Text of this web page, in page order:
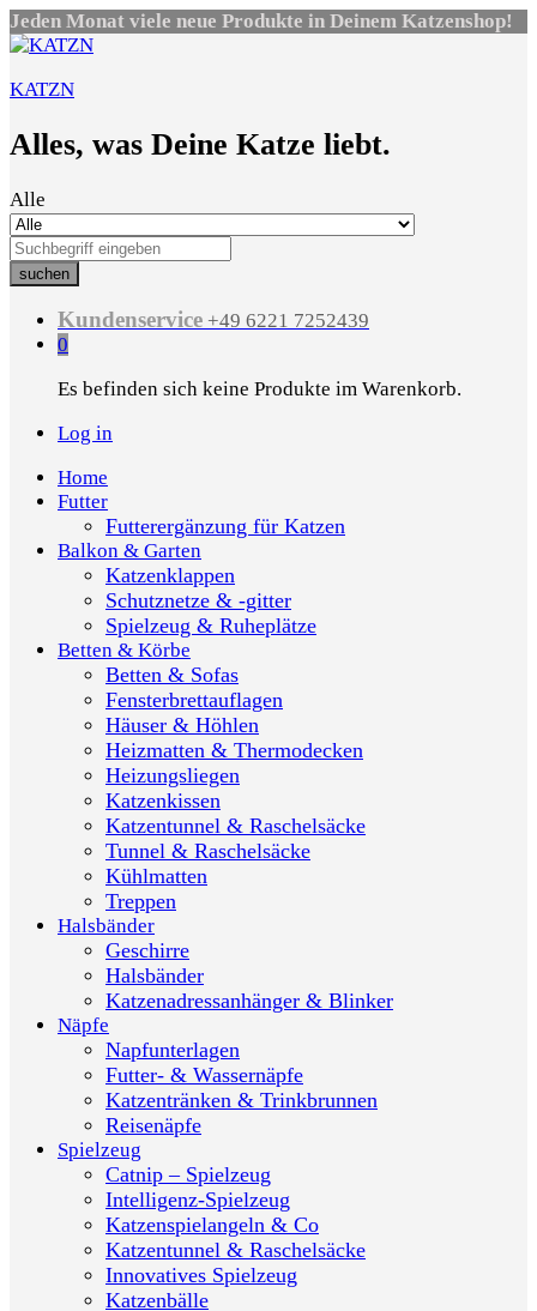
Jeden Monat viele neue Produkte in Deinem Katzenshop!
KATZN
Alles, was Deine Katze liebt.
Alle
suchen
Kundenservice +49 6221 7252439
0
Es befinden sich keine Produkte im Warenkorb.
Log in
Home
Futter
Futterergänzung für Katzen
Balkon & Garten
Katzenklappen
Schutznetze & -gitter
Spielzeug & Ruheplätze
Betten & Körbe
Betten & Sofas
Fensterbrettauflagen
Häuser & Höhlen
Heizmatten & Thermodecken
Heizungsliegen
Katzenkissen
Katzentunnel & Raschelsäcke
Tunnel & Raschelsäcke
Kühlmatten
Treppen
Halsbänder
Geschirre
Halsbänder
Katzenadressanhänger & Blinker
Näpfe
Napfunterlagen
Futter- & Wassernäpfe
Katzentränken & Trinkbrunnen
Reisenäpfe
Spielzeug
Catnip – Spielzeug
Intelligenz-Spielzeug
Katzenspielangeln & Co
Katzentunnel & Raschelsäcke
Innovatives Spielzeug
Katzenbälle